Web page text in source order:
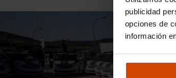
publicidad
opciones de
información